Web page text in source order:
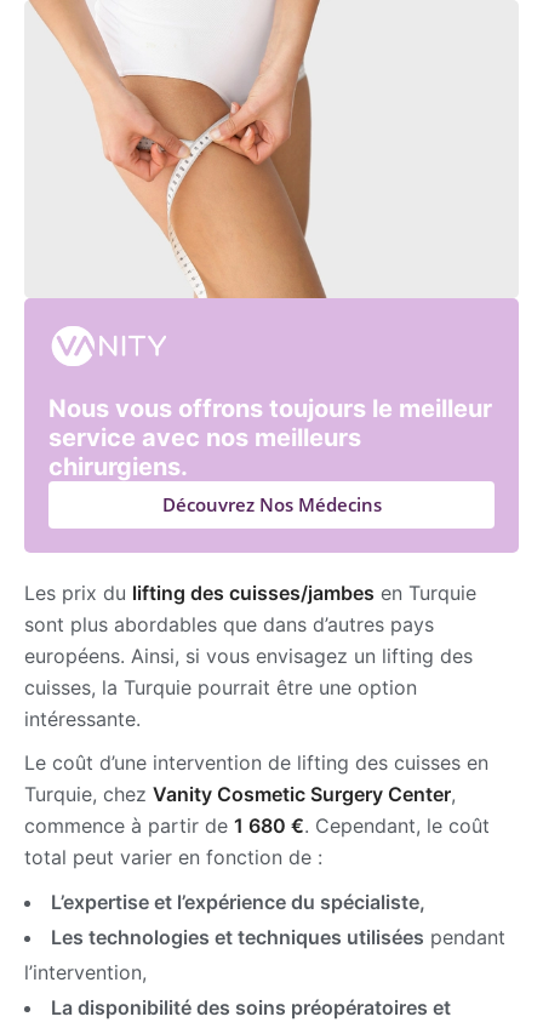
Les prix du lifting des cuisses/jambes en Turquie
sont plus abordables que dans d’autres pays
européens. Ainsi, si vous envisagez un lifting des
cuisses, la Turquie pourrait être une option
intéressante.
Le coût d’une intervention de lifting des cuisses en
Turquie, chez Vanity Cosmetic Surgery Center,
commence à partir de 1 680 €. Cependant, le coût
total peut varier en fonction de :
L’expertise et l’expérience du spécialiste,
Les technologies et techniques utilisées pendant
l’intervention,
La disponibilité des soins préopératoires et
Nous vous offrons toujours le meilleur
service avec nos meilleurs
chirurgiens.
Découvrez Nos Médecins